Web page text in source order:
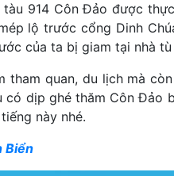
914 Côn Đảo được
lộ trước cổng Dinh
của ta bị giam tại nhà
quan, du lịch mà
dịp ghé thăm Côn Đảo
này nhé.
Biển